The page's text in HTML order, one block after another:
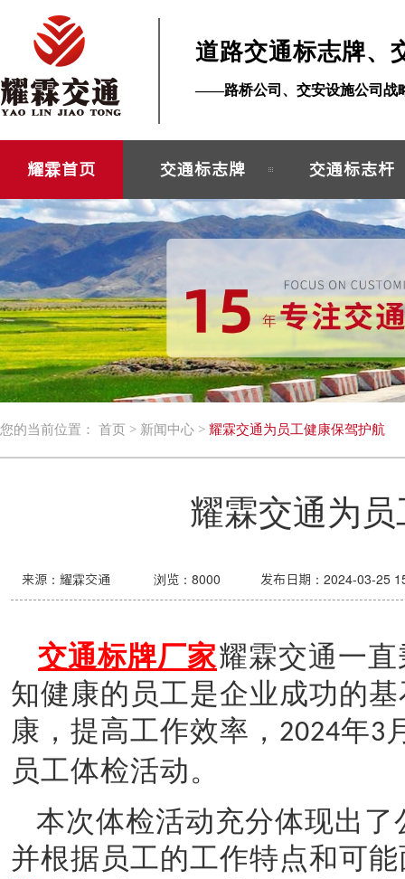
道路交通标志牌、
——路桥公司、交安设施公司战
耀霖首页 交通标志牌 交通标志杆
您的当前位置： 首页 > 新闻中心 > 耀霖交通为员工健康保驾护航
耀霖交通为
来源：耀霖交通 浏览： 8000 发布日期：2024-03-25
交通标牌厂家耀霖交通一
知健康的员工是企业成功的
康，提高工作效率， 2024年3
员工体检活动。
本次体检活动充分体现出了
并根据员工的工作特点和可